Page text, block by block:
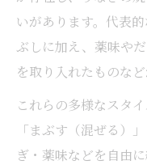
いがあります。代表
ぶしに加え、薬味や
を取り入れたものなど
これらの多様なスタ
「まぶす（混ぜる）
ぎ・薬味などを自由